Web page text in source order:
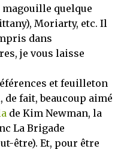
magouille quelque
Moriarty, etc. Il
dans
je vous laisse
et feuilleton
de fait, beaucoup aimé
de Kim Newman, la
La Brigade
être). Et, pour être